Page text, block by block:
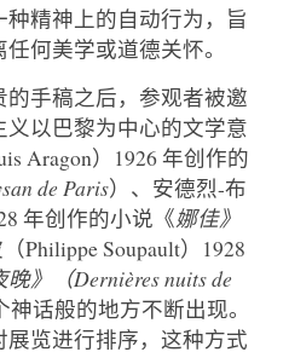
精神上的自动行为，旨
何美学或道德关怀。
手稿之后，参观者被邀
以巴黎为中心的文学意
Aragon）1926 年创作的
de Paris）、安德烈-布
年创作的小说《娜佳》
Philippe Soupault）1928
》（Dernières nuits de
话般的地方不断出现。
览进行排序，这种方式